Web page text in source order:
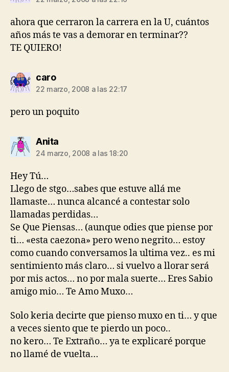
ahora que cerraron la carrera en la U, cuántos
años más te vas a demorar en terminar??
TE QUIERO!
carodice:
22 marzo, 2008 a las 22:17
pero un poquito
Anitadice:
24 marzo, 2008 a las 18:20
Hey Tú…
Llego de stgo…sabes que estuve allá me
llamaste… nunca alcancé a contestar solo
llamadas perdidas…
Se Que Piensas… (aunque odies que piense por
ti… «esta caezona» pero weno negrito… estoy
como cuando conversamos la ultima vez.. es mi
sentimiento más claro… si vuelvo a llorar será
por mis actos… no por mala suerte… Eres Sabio
amigo mio… Te Amo Muxo…
Solo keria decirte que pienso muxo en ti… y que
a veces siento que te pierdo un poco..
no kero… Te Extraño… ya te explicaré porque
no llamé de vuelta…